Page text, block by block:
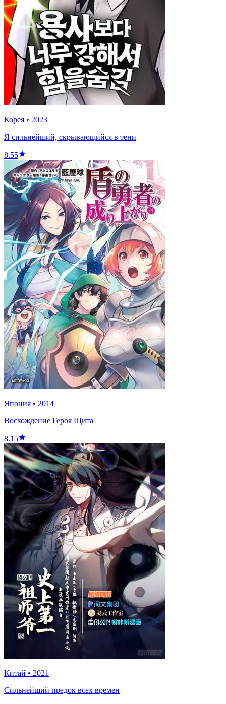
Корея • 2023
Я сильнейший, скрывающийся в тени
8.55
Япония • 2014
Восхождение Героя Щита
8.15
Китай • 2021
Сильнейший предок всех времен